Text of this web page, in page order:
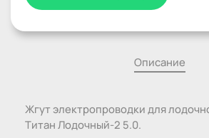
Описание
Жгут электропроводки для
Титан Лодочный-2 5.0.